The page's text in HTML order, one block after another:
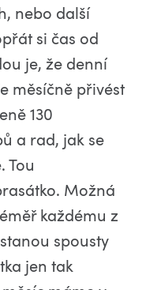
nebo další
si čas od
je, že denní
měsíčně přivést
130
a rad, jak se
Tou
Možná
každému z
spousty
jen tak